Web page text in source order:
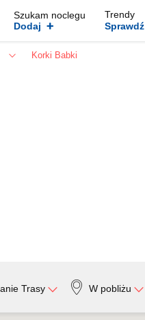
Szukam noclegu
Dodaj +
Trendy
Sprawdź
Korki Babki
Trasy W pobliżu